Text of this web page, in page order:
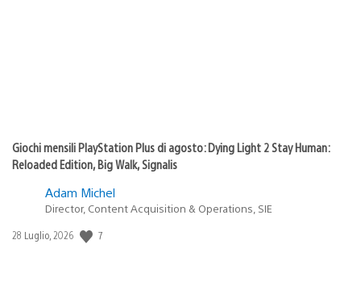
Giochi mensili PlayStation Plus di agosto: Dying Light 2 Stay Human:
Reloaded Edition, Big Walk, Signalis
Adam Michel
Director, Content Acquisition & Operations, SIE
Data
28 Luglio, 2026 7